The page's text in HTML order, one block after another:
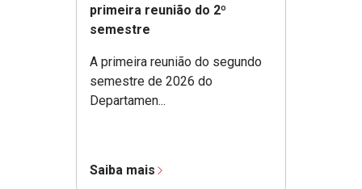
primeira reunião do 2º
semestre
A primeira reunião do segundo
semestre de 2026 do
Departamen...
Saiba mais